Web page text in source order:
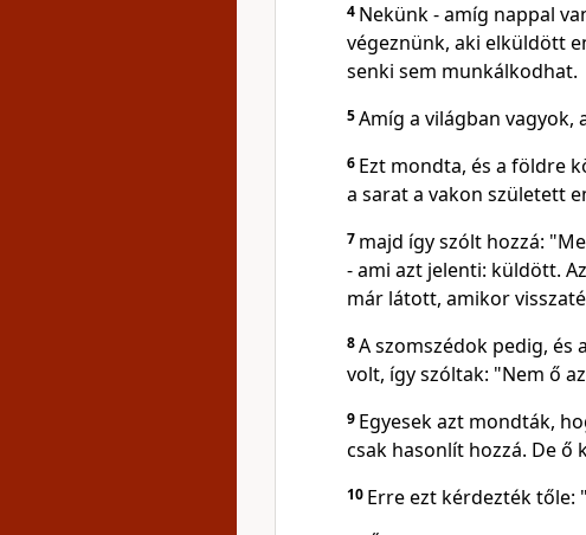
4 Nekünk - amíg nappal
végeznünk, aki elküldött
senki sem munkálkodhat.
5Amíg a világban vagyok,
6 Ezt mondta, és a földre
a sarat a vakon született
7 majd így szólt hozzá:
- ami azt jelenti: küldött.
már látott, amikor
8A szomszédok pedig, és
volt, így szóltak: "Nem ő
9 Egyesek azt mondták,
csak hasonlít hozzá. De ő
10 Erre ezt kérdezték tőle: